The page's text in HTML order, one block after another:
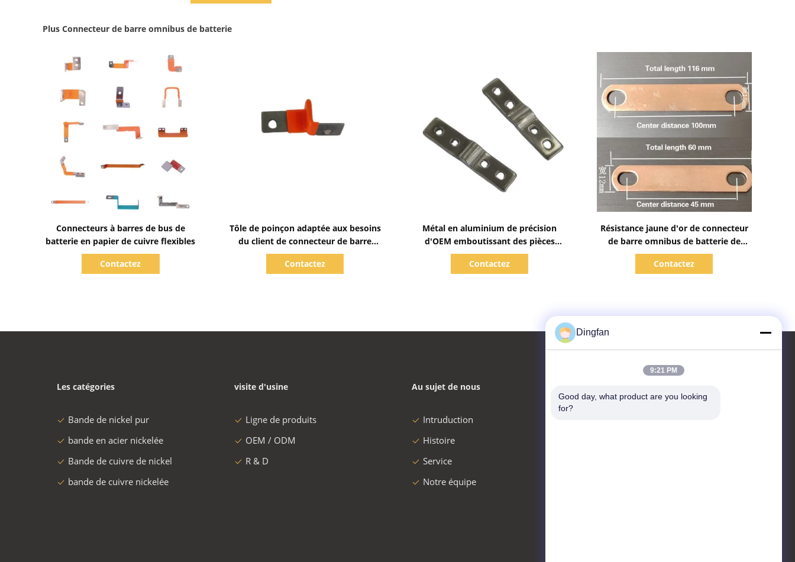
Plus Connecteur de barre omnibus de batterie
Connecteurs à barres de bus de
batterie en papier de cuivre flexibles
Contactez
Tôle de poinçon adaptée aux besoins
du client de connecteur de barre
omnibus de batterie emboutissant
des pièces
Contactez
Métal en aluminium de précision
d'OEM emboutissant des pièces
nickelées
Contactez
Résistance jaune d'or de connecteur
de barre omnibus de batterie de
feuille de ruban basse
Contactez
Les catégories
Bande de nickel pur
bande en acier nickelée
Bande de cuivre de nickel
bande de cuivre nickelée
visite d'usine
Ligne de produits
OEM / ODM
R & D
Au sujet de nous
Intruduction
Histoire
Service
Notre équipe
Dingfan
9:21 PM
Good day, what product are you looking
for?